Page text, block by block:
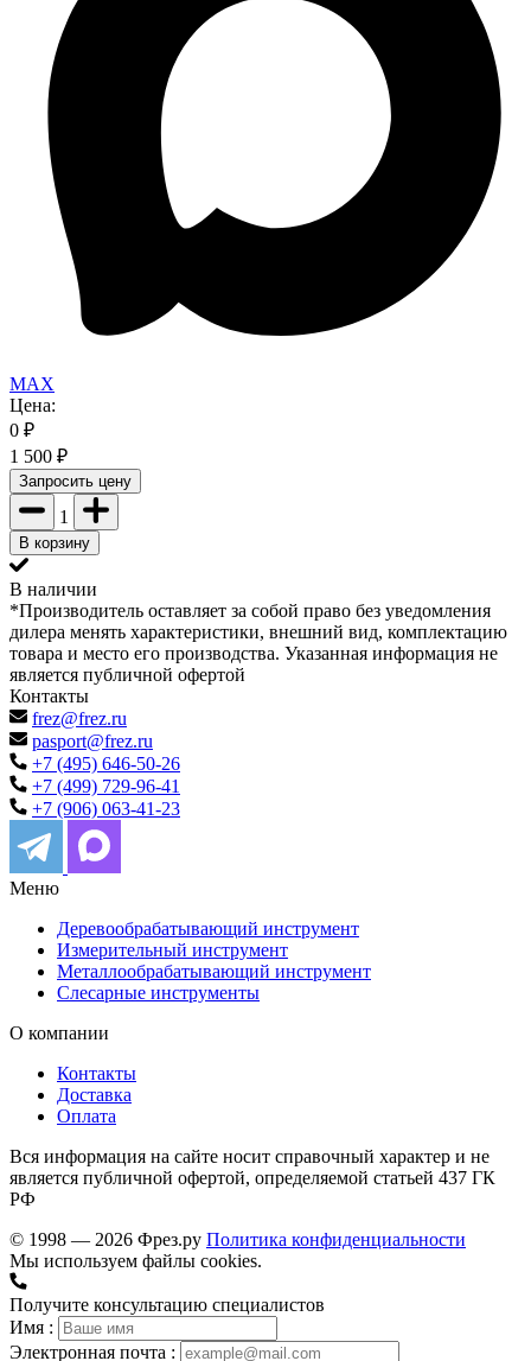
MAX
Цена:
0 ₽
1 500 ₽
Запросить цену
1
В корзину
В наличии
*Производитель оставляет за собой право без уведомления
дилера менять характеристики, внешний вид, комплектацию
товара и место его производства. Указанная информация не
является публичной офертой
Контакты
frez@frez.ru
pasport@frez.ru
+7 (495) 646-50-26
+7 (499) 729-96-41
+7 (906) 063-41-23
Меню
Деревообрабатывающий инструмент
Измерительный инструмент
Металлообрабатывающий инструмент
Слесарные инструменты
О компании
Контакты
Доставка
Оплата
Вся информация на сайте носит справочный характер и не
является публичной офертой, определяемой статьей 437 ГК
РФ
© 1998 — 2026 Фрез.ру Политика конфиденциальности
Мы используем файлы cookies.
Получите консультацию специалистов
Имя :
Электронная почта :